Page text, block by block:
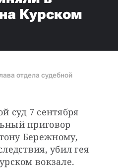
Курском
отдела судебной
суд 7 сентября
приговор
Бережному,
убил гея
вокзале.